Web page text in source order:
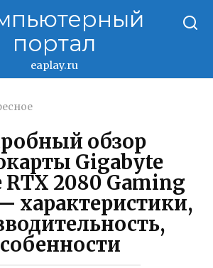
портал
eaplay.ru
обзор
Gigabyte
RTX 2080 Gaming
характеристики,